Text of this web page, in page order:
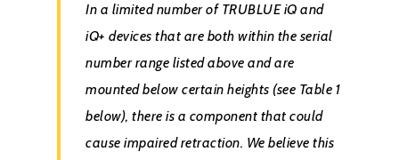
In a limited number of TRUBLUE iQ and
iQ+ devices that are both within the serial
number range listed above andare
mounted below certain heights (see Table 1
below), there is a component that could
cause impairedretraction. We believe this